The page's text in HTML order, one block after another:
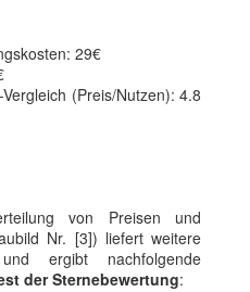
29€
(Preis/Nutzen): 4.8
von Preisen und
Nr. [3]) liefert weitere
ergibt nachfolgende
der Sternebewertung: